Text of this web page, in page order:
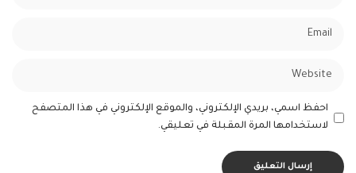
احفظ اسمي، بريدي الإلكتروني، والموقع الإلكتروني في هذا المتصفح
لاستخدامها المرة المقبلة في تعليقي.